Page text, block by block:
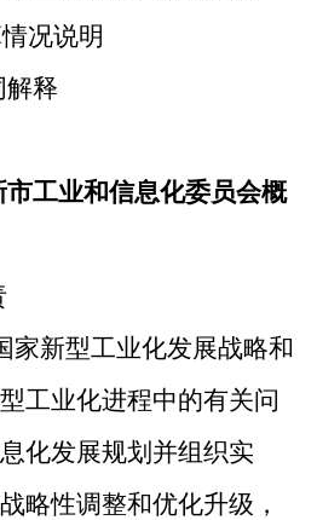
况说明
解释
市工业和信息化委员会概
家新型工业化发展战略和
工业化进程中的有关问
化发展规划并组织实
略性调整和优化升级，